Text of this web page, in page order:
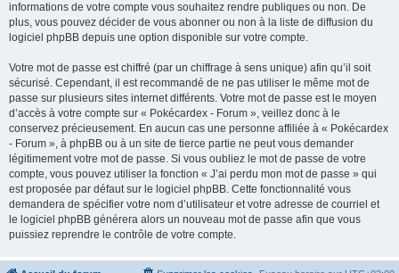
informations de votre compte vous souhaitez rendre publiques ou non. De
plus, vous pouvez décider de vous abonner ou non à la liste de diffusion du
logiciel phpBB depuis une option disponible sur votre compte.
Votre mot de passe est chiffré (par un chiffrage à sens unique) afin qu’il soit
sécurisé. Cependant, il est recommandé de ne pas utiliser le même mot de
passe sur plusieurs sites internet différents. Votre mot de passe est le moyen
d’accès à votre compte sur « Pokécardex - Forum », veillez donc à le
conservez précieusement. En aucun cas une personne affiliée à « Pokécardex
- Forum », à phpBB ou à un site de tierce partie ne peut vous demander
légitimement votre mot de passe. Si vous oubliez le mot de passe de votre
compte, vous pouvez utiliser la fonction « J’ai perdu mon mot de passe » qui
est proposée par défaut sur le logiciel phpBB. Cette fonctionnalité vous
demandera de spécifier votre nom d’utilisateur et votre adresse de courriel et
le logiciel phpBB générera alors un nouveau mot de passe afin que vous
puissiez reprendre le contrôle de votre compte.